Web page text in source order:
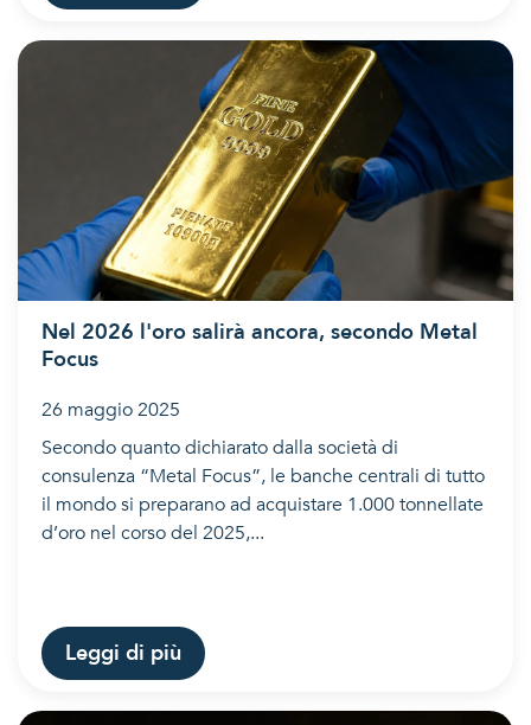
Nel 2026 l'oro salirà ancora, secondo Metal
Focus
26 maggio 2025
Secondo quanto dichiarato dalla società di
consulenza “Metal Focus”, le banche centrali di tutto
il mondo si preparano ad acquistare 1.000 tonnellate
d’oro nel corso del 2025,...
Leggi di più